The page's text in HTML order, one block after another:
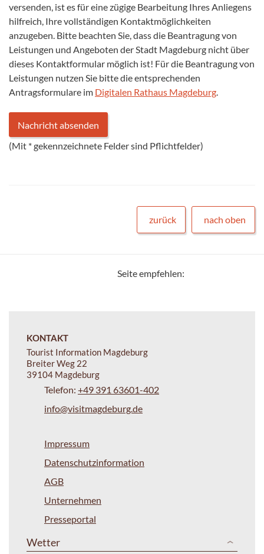
versenden, ist es für eine zügige Bearbeitung Ihres Anliegens
hilfreich, Ihre vollständigen Kontaktmöglichkeiten
anzugeben. Bitte beachten Sie, dass die Beantragung von
Leistungen und Angeboten der Stadt Magdeburg nicht über
dieses Kontaktformular möglich ist! Für die Beantragung von
Leistungen nutzen Sie bitte die entsprechenden
Antragsformulare im Digitalen Rathaus Magdeburg.
(Mit *gekennzeichnete Felder sind Pflichtfelder)
zurück nach oben
Seite empfehlen:
KONTAKT
Tourist Information Magdeburg
Breiter Weg 22
39104 Magdeburg
Telefon: +49 391 63601-402
info@visitmagdeburg.de
Impressum
Datenschutzinformation
AGB
Unternehmen
Presseportal
Wetter